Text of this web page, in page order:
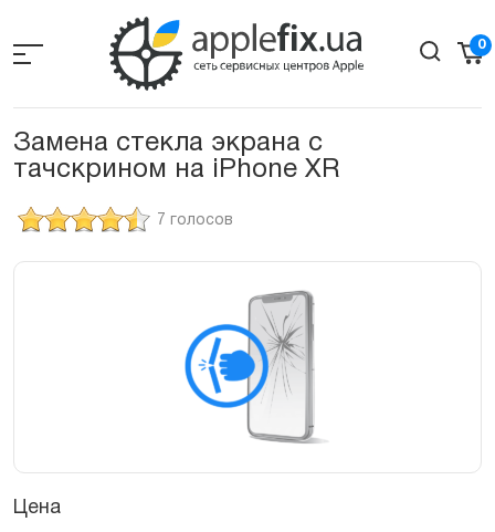
the
0
Замена стекла экрана с
тачскрином на iPhone XR
7 голосов
Цена